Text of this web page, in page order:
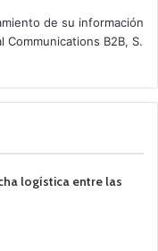
de su información
Communications B2B, S.
logística entre las